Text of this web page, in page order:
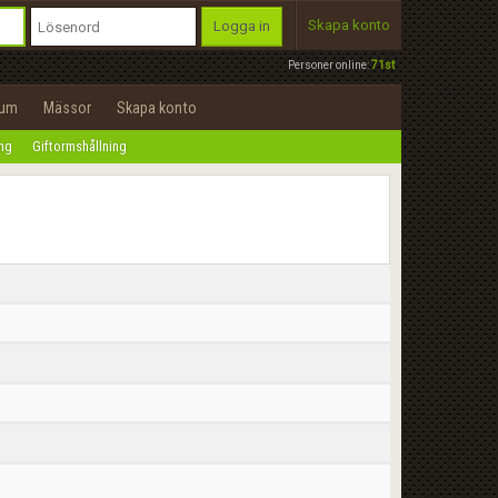
Personer online:71st
Logga in Skapa konto
Mässor Skapa konto
Giftormshållning